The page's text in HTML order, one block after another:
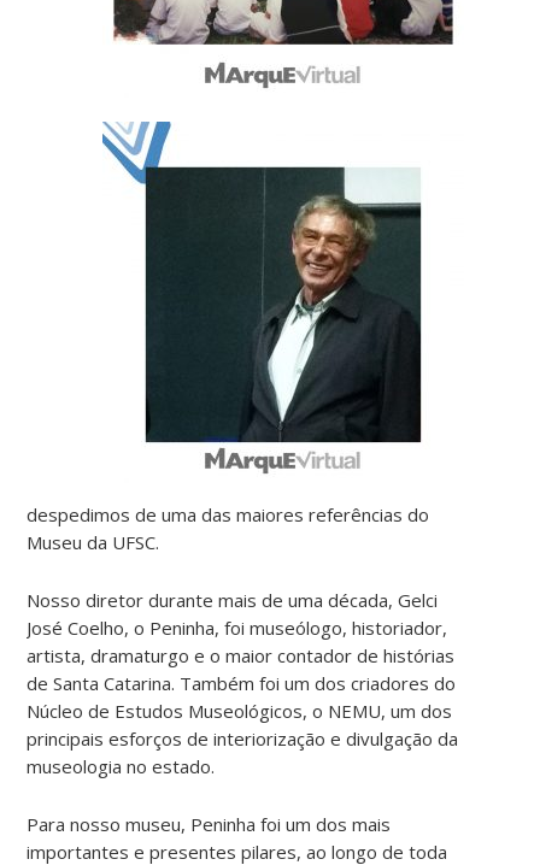
despedimos de uma das maiores referências do
Museu da UFSC.
Nosso diretor durante mais de uma década, Gelci
José Coelho, o Peninha, foi museólogo, historiador,
artista, dramaturgo e o maior contador de histórias
de Santa Catarina. Também foi um dos criadores do
Núcleo de Estudos Museológicos, o NEMU, um dos
principais esforços de interiorização e divulgação da
museologia no estado.
Para nosso museu, Peninha foi um dos mais
importantes e presentes pilares, ao longo de toda